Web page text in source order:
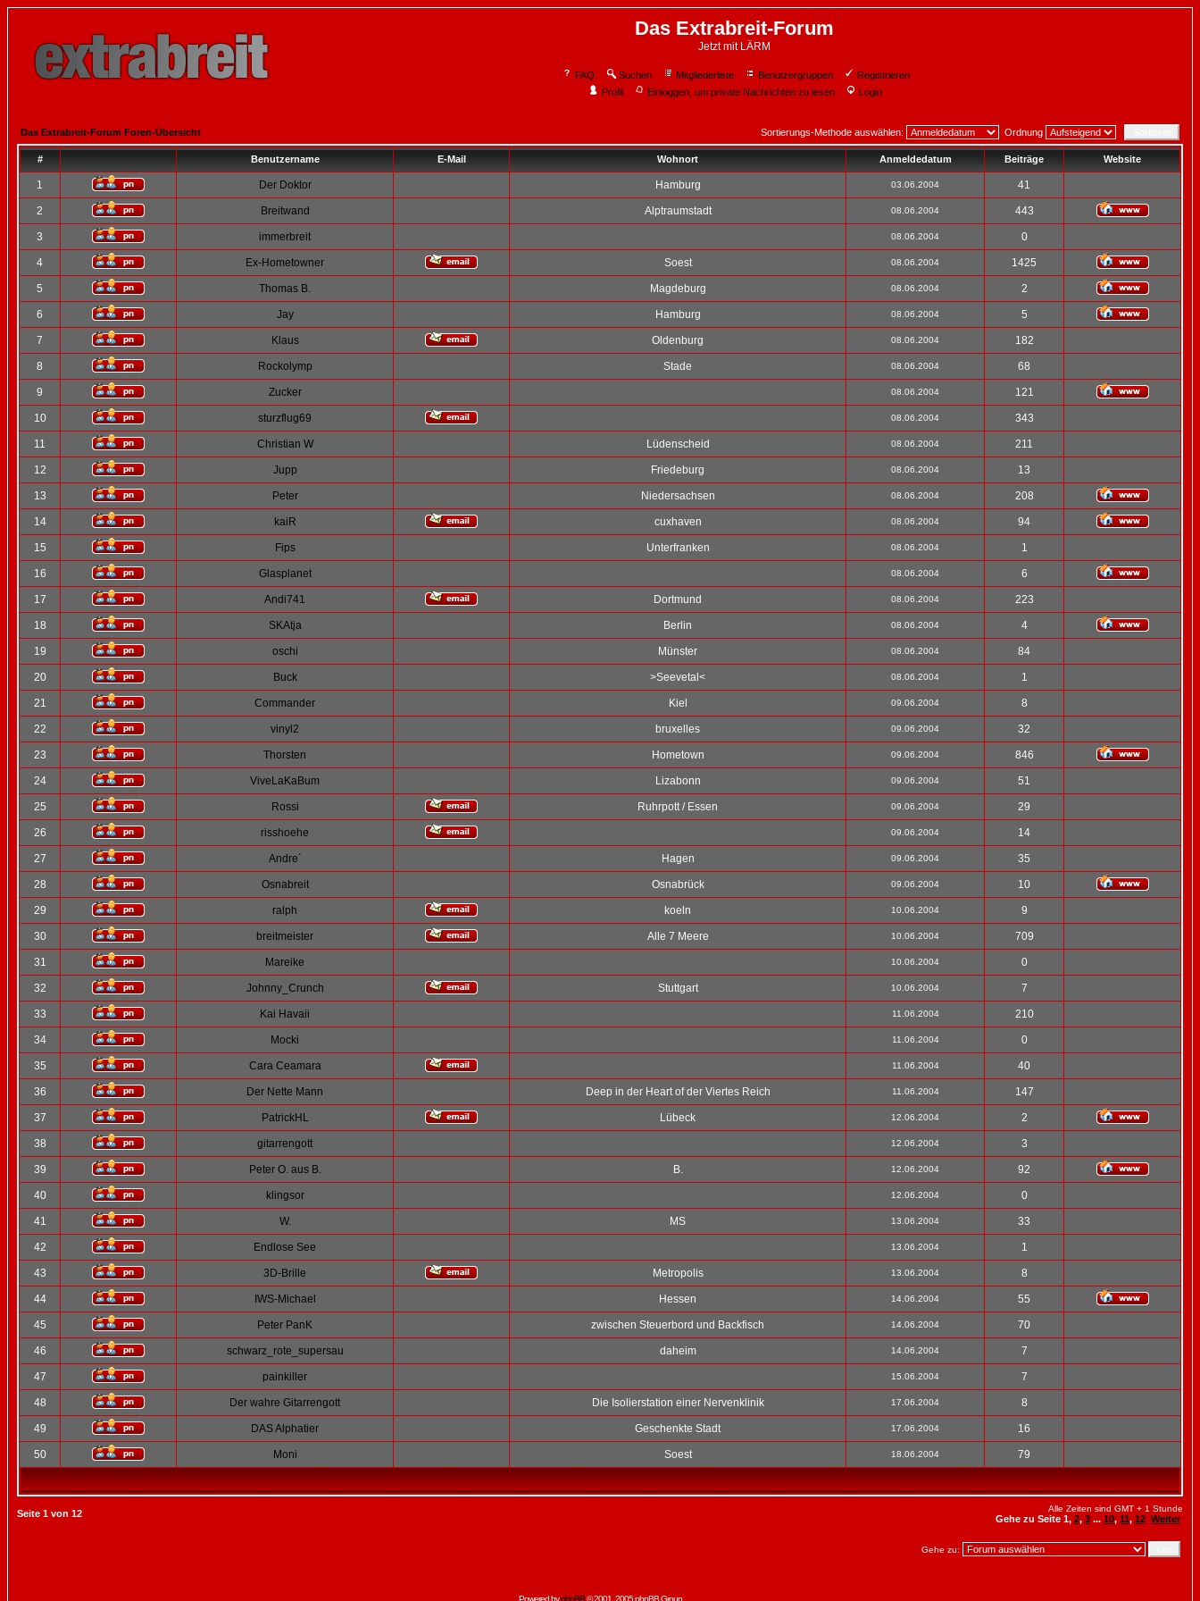
Das Extrabreit-Forum
Jetzt mit LÄRM
FAQ Suchen Mitgliederliste Benutzergruppen
Registrieren
Profil
Einloggen, um private Nachrichten zu lesen Login
Das Extrabreit-Forum Foren-Übersicht Sortierungs-Methode auswählen: Ordnung
# Benutzername E-Mail Wohnort Anmeldedatum Beiträge Website
1 Der Doktor Hamburg 03.06.2004 41
2 Breitwand Alptraumstadt 08.06.2004 443
3 immerbreit 08.06.2004 0
4 Ex-Hometowner Soest 08.06.2004 1425
5 Thomas B. Magdeburg 08.06.2004 2
6 Jay Hamburg 08.06.2004 5
7 Klaus Oldenburg 08.06.2004 182
8 Rockolymp Stade 08.06.2004 68
9 Zucker 08.06.2004 121
10 sturzflug69 08.06.2004 343
11 Christian W Lüdenscheid 08.06.2004 211
12 Jupp Friedeburg 08.06.2004 13
13 Peter Niedersachsen 08.06.2004 208
14 kaiR cuxhaven 08.06.2004 94
15 Fips Unterfranken 08.06.2004 1
16 Glasplanet 08.06.2004 6
17 Andi741 Dortmund 08.06.2004 223
18 SKAtja Berlin 08.06.2004 4
19 oschi Münster 08.06.2004 84
20 Buck >Seevetal< 08.06.2004 1
21 Commander Kiel 09.06.2004 8
22 vinyl2 bruxelles 09.06.2004 32
23 Thorsten Hometown 09.06.2004 846
24 ViveLaKaBum Lizabonn 09.06.2004 51
25 Rossi Ruhrpott / Essen 09.06.2004 29
26 risshoehe 09.06.2004 14
27 Andre´ Hagen 09.06.2004 35
28 Osnabreit Osnabrück 09.06.2004 10
29 ralph koeln 10.06.2004 9
30 breitmeister Alle 7 Meere 10.06.2004 709
31 Mareike 10.06.2004 0
32 Johnny_Crunch Stuttgart 10.06.2004 7
33 Kai Havaii 11.06.2004 210
34 Mocki 11.06.2004 0
35 Cara Ceamara 11.06.2004 40
36 Der Nette Mann Deep in der Heart of der Viertes Reich 11.06.2004 147
37 PatrickHL Lübeck 12.06.2004 2
38 gitarrengott 12.06.2004 3
39 Peter O. aus B. B. 12.06.2004 92
40 klingsor 12.06.2004 0
41 W. MS 13.06.2004 33
42 Endlose See 13.06.2004 1
43 3D-Brille Metropolis 13.06.2004 8
44 IWS-Michael Hessen 14.06.2004 55
45 Peter PanK zwischen Steuerbord und Backfisch 14.06.2004 70
46 schwarz_rote_supersau daheim 14.06.2004 7
47 painkiller 15.06.2004 7
48 Der wahre Gitarrengott Die Isolierstation einer Nervenklinik 17.06.2004 8
49 DAS Alphatier Geschenkte Stadt 17.06.2004 16
50 Moni Soest 18.06.2004 79
Seite 1 von 12 Alle Zeiten sind GMT + 1 Stunde
Gehe zu Seite 1, 2, 3 ... 10, 11, 12 Weiter
Gehe zu:
Powered byphpBB© 2001, 2005 phpBB Group